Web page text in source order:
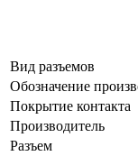
Вид разъемов
Обозначение
Покрытие контакта
Производитель
Разъем